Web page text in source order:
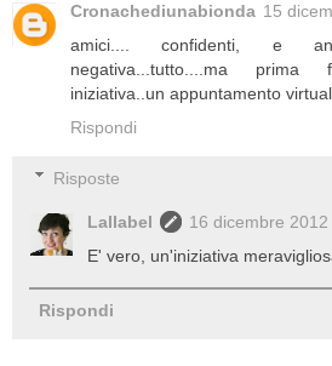
Cronachediunabionda 15
amici.... confidenti, e
negativa...tutto....ma
iniziativa..un appuntamento
Rispondi
Risposte
Lallabel
16 dicembre
E' vero, un'iniziativa
Rispondi